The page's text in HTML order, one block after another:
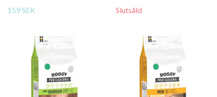
159 SEK Slutsåld